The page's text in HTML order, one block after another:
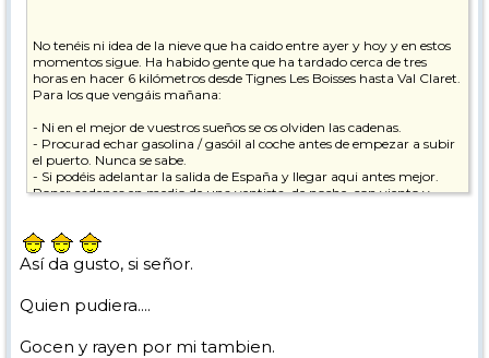
No tenéis ni idea de la nieve que ha caido entre ayer y hoy y en estos
momentos sigue. Ha habido gente que ha tardado cerca de tres
horas en hacer 6 kilómetros desde Tignes Les Boisses hasta Val Claret.
Para los que vengáis mañana:
- Ni en el mejor de vuestros sueños se os olviden las cadenas.
- Procurad echar gasolina / gasóil al coche antes de empezar a subir
el puerto. Nunca se sabe.
- Si podéis adelantar la salida de España y llegar aqui antes mejor.
Poner cadenas en medio de una ventista, de noche, con viento y
Para aquellos que no tengáis guía en la estación, procurad enteraos
bien de dónde os tenéis que presentar. Si alguno está perdido y no
recepción del edificio Schuss durante casi toda la noche, asi que
Así da gusto, si señor.
Quien pudiera....
Gocen y rayen por mi tambien.